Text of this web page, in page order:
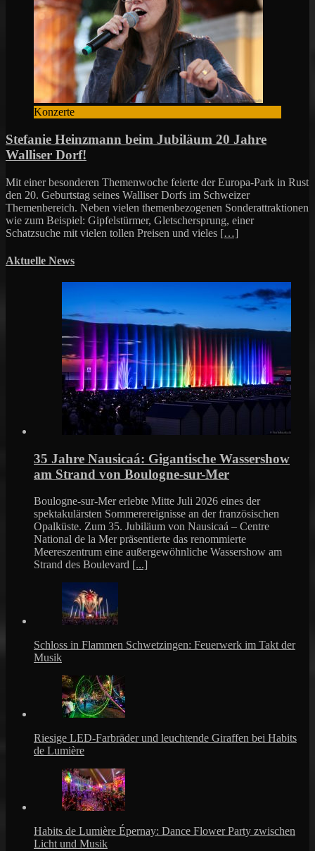
Konzerte
Stefanie Heinzmann beim Jubiläum 20 Jahre
Walliser Dorf!
Mit einer besonderen Themenwoche feierte der Europa-Park in Rust
den 20. Geburtstag seines Walliser Dorfs im Schweizer
Themenbereich. Neben vielen themenbezogenen Sonderattraktionen
wie zum Beispiel: Gipfelstürmer, Gletschersprung, einer
Schatzsuche mit vielen tollen Preisen und vieles […]
Aktuelle News
35 Jahre Nausicaá: Gigantische Wassershow
am Strand von Boulogne-sur-Mer
Boulogne-sur-Mer erlebte Mitte Juli 2026 eines der
spektakulärsten Sommerereignisse an der französischen
Opalküste. Zum 35. Jubiläum von Nausicaá – Centre
National de la Mer präsentierte das renommierte
Meereszentrum eine außergewöhnliche Wassershow am
Strand des Boulevard [...]
Schloss in Flammen Schwetzingen: Feuerwerk im Takt der
Musik
Riesige LED-Farbräder und leuchtende Giraffen bei Habits
de Lumière
Habits de Lumière Épernay: Dance Flower Party zwischen
Licht und Musik